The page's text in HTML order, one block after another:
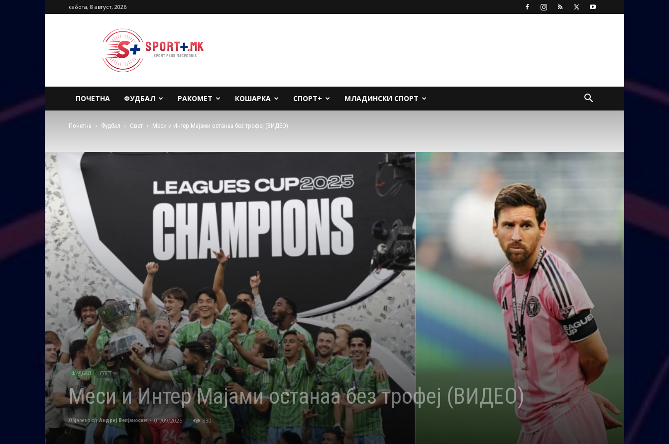
сабота, 8 август, 2026
Sport
Plus
Macedonia
ПОЧЕТНА ФУДБАЛ РАКОМЕТ КОШАРКА СПОРТ+ МЛАДИНСКИ СПОРТ
Почетна Фудбал Свет Меси и Интер Мајами останаа без трофеј (ВИДЕО)
ФУДБАЛ СВЕТ
Меси и Интер Мајами останаа без трофеј (ВИДЕО)
Објавено од Андреј Велјаноски - 01/09/2025 830